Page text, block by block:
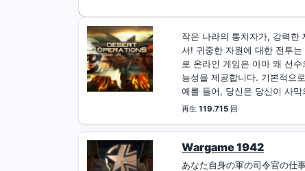
작은 나라의 통치자가, 강력한
서! 귀중한 자원에 대한 전투
로 온라인 게임은 아마 왜 선
능성을 제공합니다. 기본적으
예를 들어, 당신은 당신이 사
再生119.715 回
Wargame 1942
あなた自身の軍の司令官の仕